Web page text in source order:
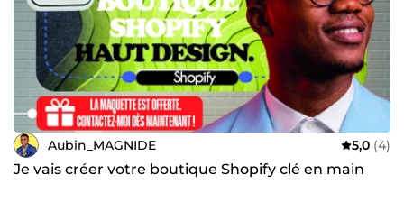
Aubin_MAGNIDE 5,0 (4)
Je vais créer votre boutique Shopify clé en main